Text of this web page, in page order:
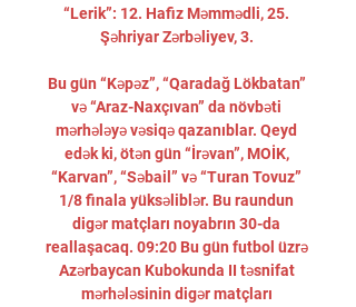
“Lerik”: 12. Hafiz Məmmədli, 25.
Şəhriyar Zərbəliyev, 3.
Bu gün “Kəpəz”, “Qaradağ Lökbatan”
və “Araz-Naxçıvan” da növbəti
mərhələyə vəsiqə qazanıblar. Qeyd
edək ki, ötən gün “İrəvan”, MOİK,
“Karvan”, “Səbail” və “Turan Tovuz”
1/8 finala yüksəliblər. Bu raundun
digər matçları noyabrın 30-da
reallaşacaq. 09:20 Bu gün futbol üzrə
Azərbaycan Kubokunda II təsnifat
mərhələsinin digər matçları